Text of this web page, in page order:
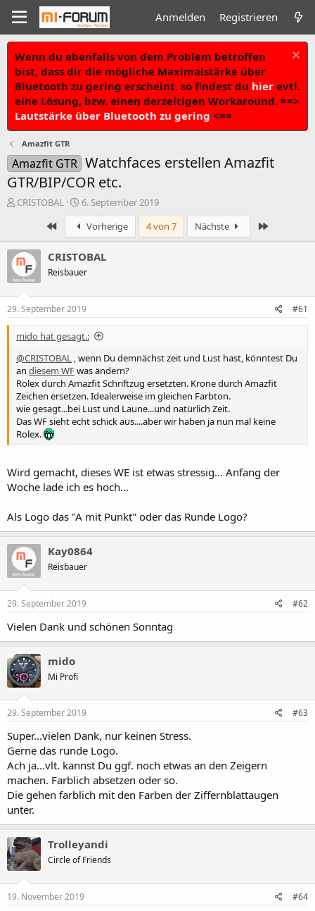
Anmelden Registrieren
Wenn du ebenfalls von dem Problem betroffen
bist, dass dir die mögliche Maximalstärke über
Bluetooth zu gering erscheint, so findest du hier evtl.
eine Lösung, bzw. einen derzeitigen Workaround. ==>
Lautstärke über Bluetooth zu gering <==
Amazfit GTR
Amazfit GTR Watchfaces erstellen Amazfit
GTR/BIP/COR etc.
T
m
e
n
s
r
e
r
CRISTOBAL
B
e
i
n
n
d
t
u
6. September 2019
Erste
Vorherige 4 von 7 Nächste
CRISTOBAL
Reisbauer
29. September 2019 #61
mido hat gesagt.:
@CRISTOBAL
, wenn Du demnächst zeit und Lust hast, könntest Du
an diesem WFwas ändern?
Rolex durch Amazfit Schriftzug ersetzten. Krone durch Amazfit
Zeichen ersetzen. Idealerweise im gleichen Farbton.
wie gesagt...bei Lust und Laune...und natürlich Zeit.
Das WF sieht echt schick aus....aber wir haben ja nun mal keine
Rolex.
Wird gemacht, dieses WE ist etwas stressig... Anfang der
Woche lade ich es hoch...
Als Logo das "A mit Punkt" oder das Runde Logo?
Kay0864
Reisbauer
29. September 2019 #62
Vielen Dank und schönen Sonntag
mido
Mi Profi
29. September 2019 #63
Super...vielen Dank, nur keinen Stress.
Gerne das runde Logo.
Ach ja...vlt. kannst Du ggf. noch etwas an den Zeigern
machen. Farblich absetzen oder so.
Die gehen farblich mit den Farben der Ziffernblattaugen
unter.
Trolleyandi
Circle of Friends
19. November 2019 #64